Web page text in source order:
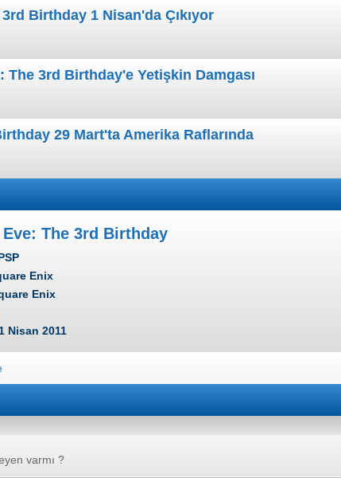
Birthday 1 Nisan'da Çıkıyor
The 3rd Birthday'e Yetişkin Damgası
29 Mart'ta Amerika Raflarında
The 3rd Birthday
Enix
Enix
1 Nisan 2011
varmı ?